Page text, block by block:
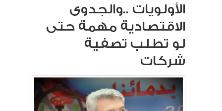
الأولويات ..والجدوى
الاقتصادية مهمة حتى
لو تطلب تصفية
شركات